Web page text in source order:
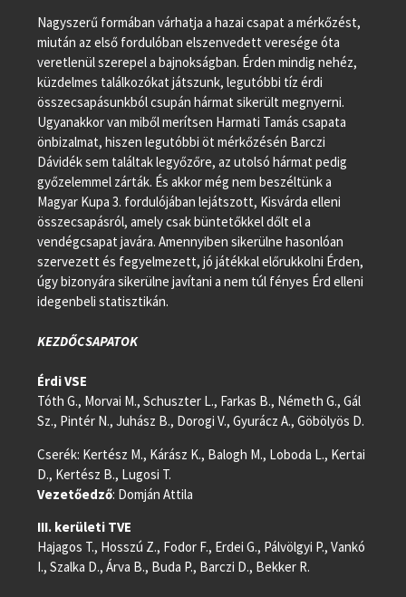
Nagyszerű formában várhatja a hazai csapat a mérkőzést,
miután az első fordulóban elszenvedett veresége óta
veretlenül szerepel a bajnokságban. Érden mindig nehéz,
küzdelmes találkozókat játszunk, legutóbbi tíz érdi
összecsapásunkból csupán hármat sikerült megnyerni.
Ugyanakkor van miből merítsen Harmati Tamás csapata
önbizalmat, hiszen legutóbbi öt mérkőzésén Barczi
Dávidék sem találtak legyőzőre, az utolsó hármat pedig
győzelemmel zárták. És akkor még nem beszéltünk a
Magyar Kupa 3. fordulójában lejátszott, Kisvárda elleni
összecsapásról, amely csak büntetőkkel dőlt el a
vendégcsapat javára. Amennyiben sikerülne hasonlóan
szervezett és fegyelmezett, jó játékkal előrukkolni Érden,
úgy bizonyára sikerülne javítani a nem túl fényes Érd elleni
idegenbeli statisztikán.
KEZDŐCSAPATOK
Érdi VSE
Tóth G., Morvai M., Schuszter L., Farkas B., Németh G., Gál
Sz., Pintér N., Juhász B., Dorogi V., Gyurácz A., Göbölyös D.
Cserék: Kertész M., Kárász K., Balogh M., Loboda L., Kertai
D., Kertész B., Lugosi T.
Vezetőedző: Domján Attila
III. kerületi TVE
Hajagos T., Hosszú Z., Fodor F., Erdei G., Pálvölgyi P., Vankó
I., Szalka D., Árva B., Buda P., Barczi D., Bekker R.